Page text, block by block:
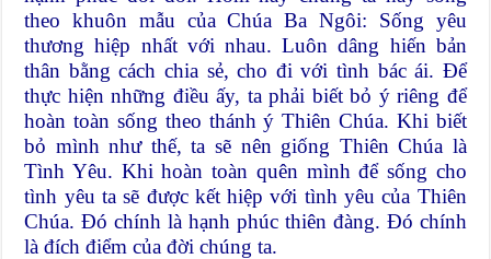
theo khuôn mẫu của Chúa Ba Ngôi: Sống yêu
thương hiệp nhất với nhau. Luôn dâng hiến bản
thân bằng cách chia sẻ, cho đi với tình bác ái. Để
thực hiện những điều ấy, ta phải biết bỏ ý riêng để
hoàn toàn sống theo thánh ý Thiên Chúa. Khi biết
bỏ mình như thế, ta sẽ nên giống Thiên Chúa là
Tình Yêu. Khi hoàn toàn quên mình để sống cho
tình yêu ta sẽ được kết hiệp với tình yêu của Thiên
Chúa. Đó chính là hạnh phúc thiên đàng. Đó chính
là đích điểm của đời chúng ta.